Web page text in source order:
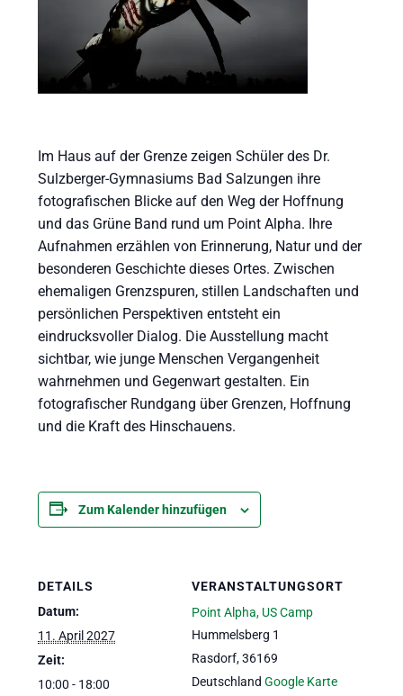
Im Haus auf der Grenze zeigen Schüler des Dr.
Sulzberger-Gymnasiums Bad Salzungen ihre
fotografischen Blicke auf den Weg der Hoffnung
und das Grüne Band rund um Point Alpha. Ihre
Aufnahmen erzählen von Erinnerung, Natur und der
besonderen Geschichte dieses Ortes. Zwischen
ehemaligen Grenzspuren, stillen Landschaften und
persönlichen Perspektiven entsteht ein
eindrucksvoller Dialog. Die Ausstellung macht
sichtbar, wie junge Menschen Vergangenheit
wahrnehmen und Gegenwart gestalten. Ein
fotografischer Rundgang über Grenzen, Hoffnung
und die Kraft des Hinschauens.
Zum Kalender hinzufügen
DETAILS
Datum:
11. April 2027
Zeit:
10:00 - 18:00
VERANSTALTUNGSORT
Point Alpha, US Camp
Hummelsberg 1
Rasdorf, 36169
Deutschland Google Karte